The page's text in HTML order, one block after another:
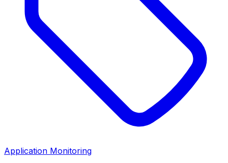
Application Monitoring